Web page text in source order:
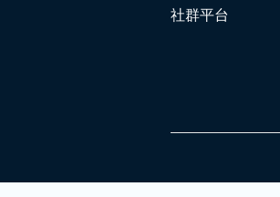
社群平台